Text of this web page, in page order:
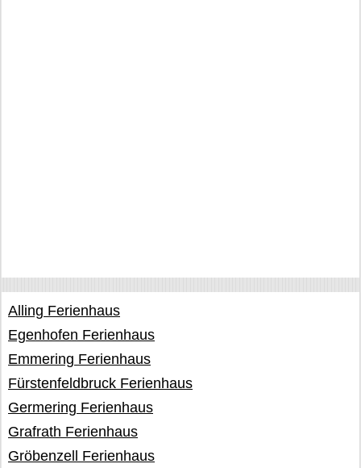
Alling Ferienhaus
Egenhofen Ferienhaus
Emmering Ferienhaus
Fürstenfeldbruck Ferienhaus
Germering Ferienhaus
Grafrath Ferienhaus
Gröbenzell Ferienhaus